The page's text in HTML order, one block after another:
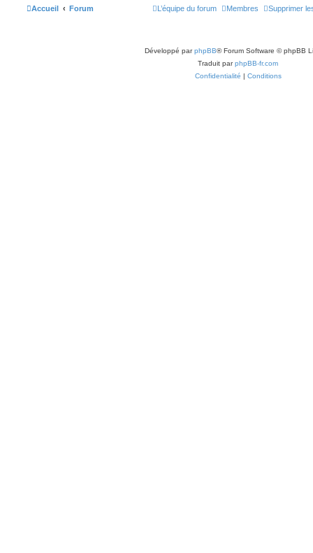
Accueil Forum Supprimer
Membres
L’équipe du forum
Développé parphpBB® Forum Software © phpBB
Traduit parphpBB-fr.com
Confidentialité | Conditions